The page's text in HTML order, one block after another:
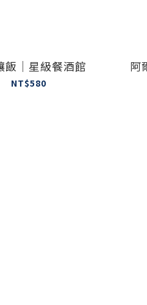
飯｜星級餐酒館
NT$580
阿